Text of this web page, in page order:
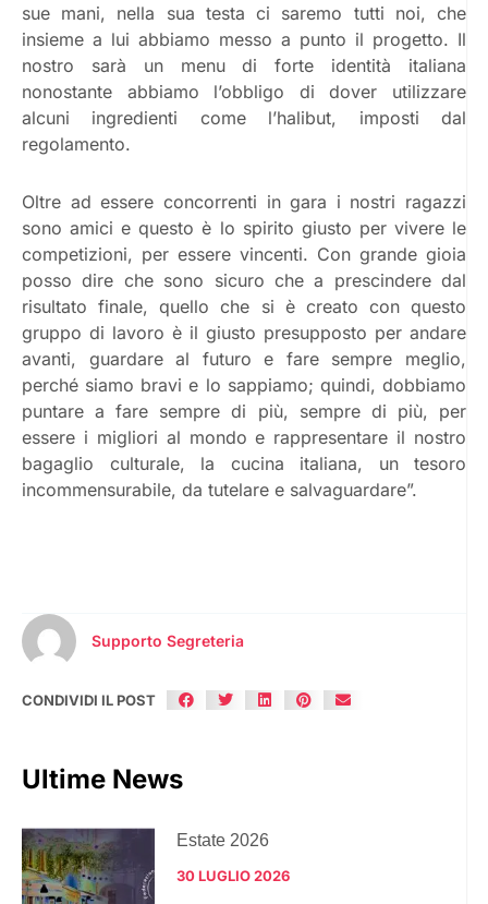
sue mani, nella sua testa ci saremo tutti noi, che
insieme a lui abbiamo messo a punto il progetto. Il
nostro sarà un menu di forte identità italiana
nonostante abbiamo l’obbligo di dover utilizzare
alcuni ingredienti come l’halibut, imposti dal
regolamento.
Oltre ad essere concorrenti in gara i nostri ragazzi
sono amici e questo è lo spirito giusto per vivere le
competizioni, per essere vincenti. Con grande gioia
posso dire che sono sicuro che a prescindere dal
risultato finale, quello che si è creato con questo
gruppo di lavoro è il giusto presupposto per andare
avanti, guardare al futuro e fare sempre meglio,
perché siamo bravi e lo sappiamo; quindi, dobbiamo
puntare a fare sempre di più, sempre di più, per
essere i migliori al mondo e rappresentare il nostro
bagaglio culturale, la cucina italiana, un tesoro
incommensurabile, da tutelare e salvaguardare”.
Supporto Segreteria
CONDIVIDI IL POST
Ultime News
Estate 2026
30 LUGLIO 2026